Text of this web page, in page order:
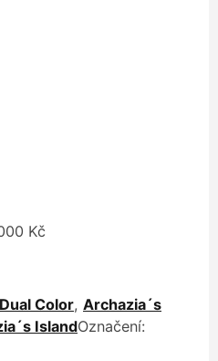
Kč
Dual Color, Archazia´s
IslandOznačení: